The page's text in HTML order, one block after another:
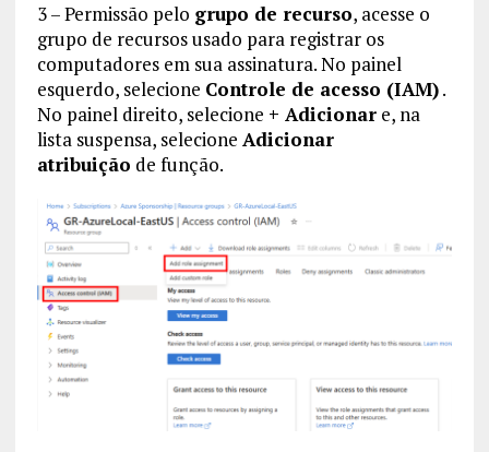
3 – Permissão pelo grupo de recurso, acesse o
grupo de recursos usado para registrar os
computadores em sua assinatura. No painel
esquerdo, selecione Controle de acesso (IAM).
No painel direito, selecione + Adicionare, na
lista suspensa, selecione Adicionar
atribuição de função.